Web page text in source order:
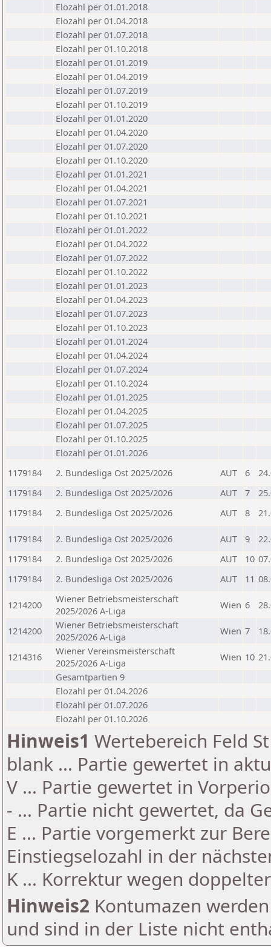
Elozahl per 01.01.2018
Elozahl per 01.04.2018
Elozahl per 01.07.2018
Elozahl per 01.10.2018
Elozahl per 01.01.2019
Elozahl per 01.04.2019
Elozahl per 01.07.2019
Elozahl per 01.10.2019
Elozahl per 01.01.2020
Elozahl per 01.04.2020
Elozahl per 01.07.2020
Elozahl per 01.10.2020
Elozahl per 01.01.2021
Elozahl per 01.04.2021
Elozahl per 01.07.2021
Elozahl per 01.10.2021
Elozahl per 01.01.2022
Elozahl per 01.04.2022
Elozahl per 01.07.2022
Elozahl per 01.10.2022
Elozahl per 01.01.2023
Elozahl per 01.04.2023
Elozahl per 01.07.2023
Elozahl per 01.10.2023
Elozahl per 01.01.2024
Elozahl per 01.04.2024
Elozahl per 01.07.2024
Elozahl per 01.10.2024
Elozahl per 01.01.2025
Elozahl per 01.04.2025
Elozahl per 01.07.2025
Elozahl per 01.10.2025
Elozahl per 01.01.2026
1179184
2. Bundesliga Ost 2025/2026 AUT 6
1179184
2. Bundesliga Ost 2025/2026 AUT 7
1179184
2. Bundesliga Ost 2025/2026 AUT 8
1179184 2. Bundesliga Ost 2025/2026 AUT 9
1179184
2. Bundesliga Ost 2025/2026 AUT 10
1179184
2. Bundesliga Ost 2025/2026 AUT 11
1214200
Wiener Betriebsmeisterschaft
2025/2026 A-Liga
Wien 6
1214200
Wiener Betriebsmeisterschaft
2025/2026 A-Liga
Wien 7
1214316
Wiener Vereinsmeisterschaft
2025/2026 A-Liga
Wien 10
Gesamtpartien 9
Elozahl per 01.04.2026
Elozahl per 01.07.2026
Elozahl per 01.10.2026
Hinweis1 Wertebereich Feld
blank ... Partie gewertet in
V ... Partie gewertet in
- ... Partie nicht gewertet, da
E ... Partie vorgemerkt zur
Einstiegselozahl in der
K ... Korrektur wegen
Hinweis2 Kontumazen
und sind in der Liste nicht